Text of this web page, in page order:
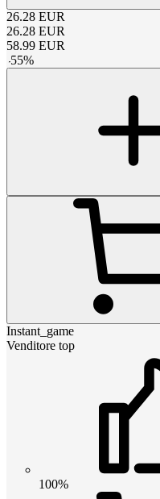
26.28 EUR
26.28 EUR
58.99 EUR
-55%
Instant_game
Venditore top
100%